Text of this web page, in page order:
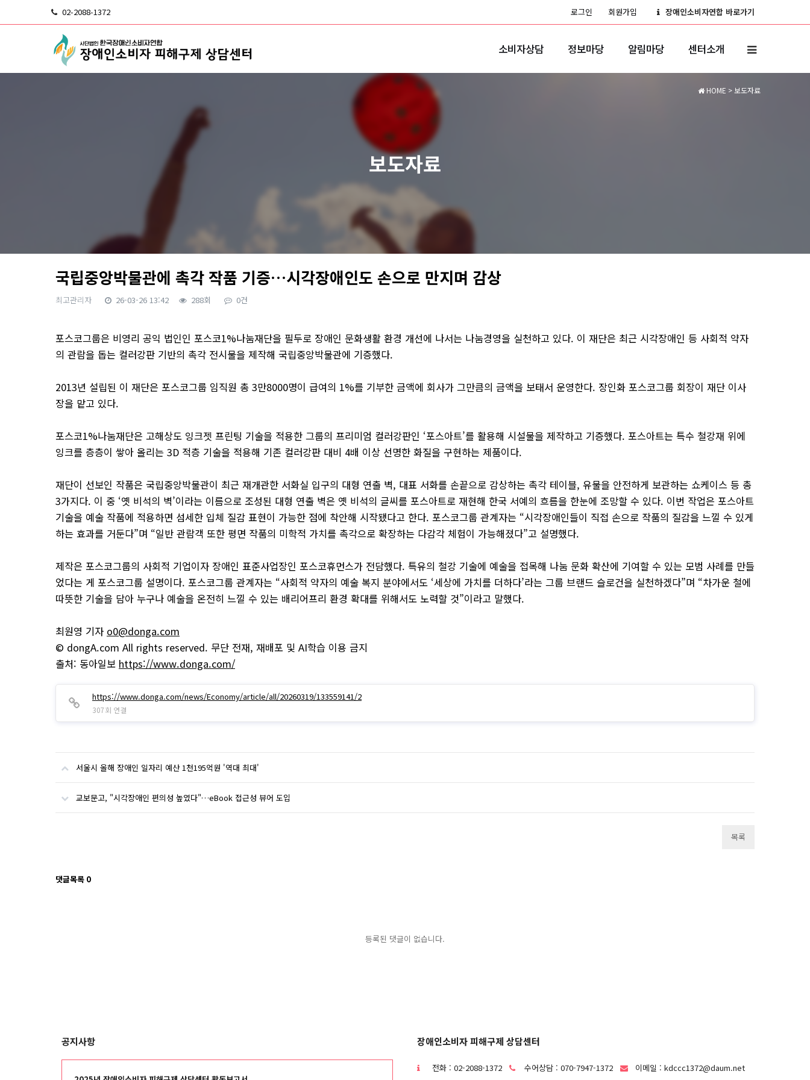
장애인소비자연합 바로가기
회원가입
로그인
02-2088-1372
소비자상담 정보마당 알림마당 센터소개
보도자료
HOME > 보도자료
국립중앙박물관에 촉각 작품 기증…시각장애인도 손으로 만지며 감상
최고관리자 26-03-26 13:42 288회 0건
포스코그룹은 비영리 공익 법인인 포스코1%나눔재단을 필두로 장애인 문화생활 환경 개선에 나서는 나눔경영을 실천하고 있다. 이 재단은 최근 시각장애인 등 사회적 약자
의 관람을 돕는 컬러강판 기반의 촉각 전시물을 제작해 국립중앙박물관에 기증했다.
2013년 설립된 이 재단은 포스코그룹 임직원 총 3만8000명이 급여의 1%를 기부한 금액에 회사가 그만큼의 금액을 보태서 운영한다. 장인화 포스코그룹 회장이 재단 이사
장을 맡고 있다.
포스코1%나눔재단은 고해상도 잉크젯 프린팅 기술을 적용한 그룹의 프리미엄 컬러강판인 ‘포스아트’를 활용해 시설물을 제작하고 기증했다. 포스아트는 특수 철강재 위에
잉크를 층층이 쌓아 올리는 3D 적층 기술을 적용해 기존 컬러강판 대비 4배 이상 선명한 화질을 구현하는 제품이다.
재단이 선보인 작품은 국립중앙박물관이 최근 재개관한 서화실 입구의 대형 연출 벽, 대표 서화를 손끝으로 감상하는 촉각 테이블, 유물을 안전하게 보관하는 쇼케이스 등 총
3가지다. 이 중 ‘옛 비석의 벽’이라는 이름으로 조성된 대형 연출 벽은 옛 비석의 글씨를 포스아트로 재현해 한국 서예의 흐름을 한눈에 조망할 수 있다. 이번 작업은 포스아트
기술을 예술 작품에 적용하면 섬세한 입체 질감 표현이 가능한 점에 착안해 시작됐다고 한다. 포스코그룹 관계자는 “시각장애인들이 직접 손으로 작품의 질감을 느낄 수 있게
하는 효과를 거둔다”며 “일반 관람객 또한 평면 작품의 미학적 가치를 촉각으로 확장하는 다감각 체험이 가능해졌다”고 설명했다.
제작은 포스코그룹의 사회적 기업이자 장애인 표준사업장인 포스코휴먼스가 전담했다. 특유의 철강 기술에 예술을 접목해 나눔 문화 확산에 기여할 수 있는 모범 사례를 만들
었다는 게 포스코그룹 설명이다. 포스코그룹 관계자는 “사회적 약자의 예술 복지 분야에서도 ‘세상에 가치를 더하다’라는 그룹 브랜드 슬로건을 실천하겠다”며 “차가운 철에
따뜻한 기술을 담아 누구나 예술을 온전히 느낄 수 있는 배리어프리 환경 확대를 위해서도 노력할 것”이라고 말했다.
최원영 기자 o0@donga.com
© dongA.com All rights reserved. 무단 전재, 재배포 및 AI학습 이용 금지
출처: 동아일보 https://www.donga.com/
https://www.donga.com/news/Economy/article/all/20260319/133559141/2
307회 연결
서울시 올해 장애인 일자리 예산 1천195억원 '역대 최대'
교보문고, "시각장애인 편의성 높였다"…eBook 접근성 뷰어 도입
목록
댓글목록 0
등록된 댓글이 없습니다.
공지사항 장애인소비자 피해구제 상담센터
전화 : 02-2088-1372 수어상담 : 070-7947-1372 이메일 : kdccc1372@daum.net